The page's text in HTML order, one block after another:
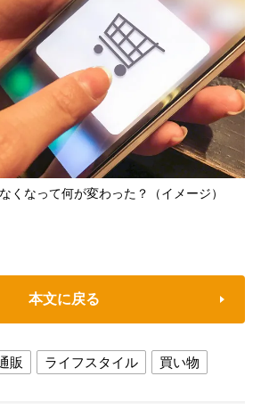
くなって何が変わった？（イメージ）
本文に戻る
販 ライフスタイル 買い物